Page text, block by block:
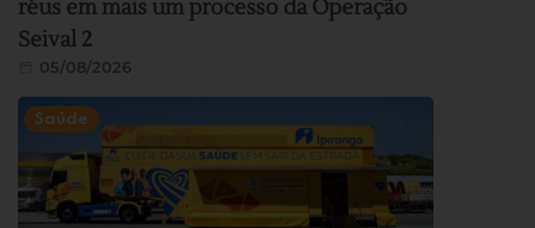
réus em mais um processo da Operação
Seival 2
05/08/2026
Saúde